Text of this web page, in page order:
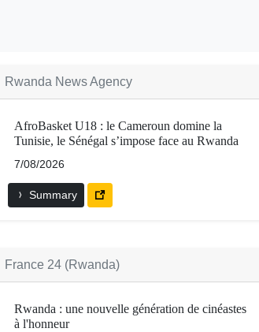
Rwanda News Agency
AfroBasket U18 : le Cameroun domine la
Tunisie, le Sénégal s’impose face au Rwanda
7/08/2026
Summary
France 24 (Rwanda)
Rwanda : une nouvelle génération de cinéastes
à l'honneur